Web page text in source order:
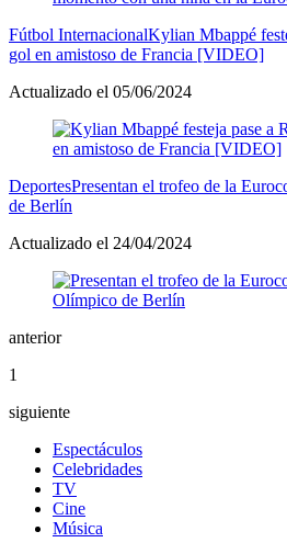
Fútbol InternacionalKylian Mbappé
gol en amistoso de Francia [VIDEO]
Actualizado el 05/06/2024
DeportesPresentan el trofeo de la
de Berlín
Actualizado el 24/04/2024
anterior
1
siguiente
Espectáculos
Celebridades
TV
Cine
Música